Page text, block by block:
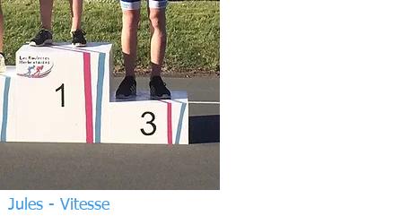
Jules - Vitesse